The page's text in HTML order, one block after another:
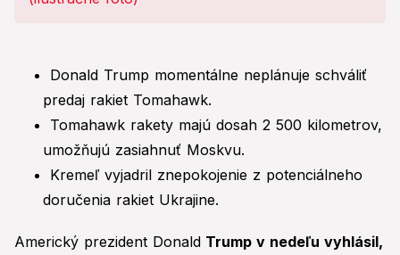
Donald Trump momentálne neplánuje schváliť
predaj rakiet Tomahawk.
Tomahawk rakety majú dosah 2 500 kilometrov,
umožňujú zasiahnuť Moskvu.
Kremeľ vyjadril znepokojenie z potenciálneho
doručenia rakiet Ukrajine.
Americký prezident Donald Trump v nedeľu vyhlásil,